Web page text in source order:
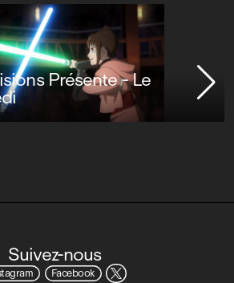
Présente - Le
Suivez-nous
Facebook